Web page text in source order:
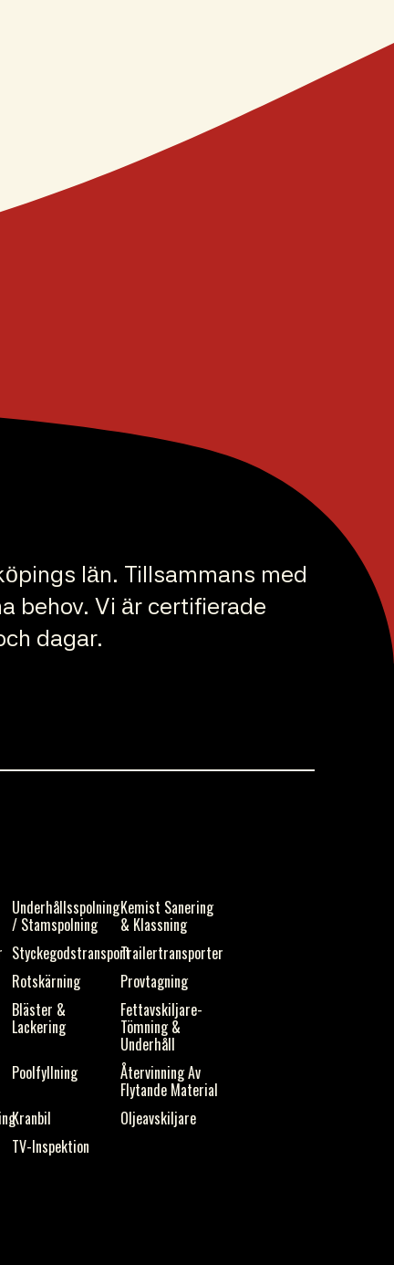
län. Tillsammans med
behov. Vi är certifierade
dagar.
Underhållsspolning
/ Stamspolning
Kemist Sanering
& Klassning
StyckegodstransportTrailertransporter
Rotskärning
Provtagning
Bläster &
Lackering
Fettavskiljare-
Tömning &
Underhåll
Poolfyllning Återvinning Av
Flytande Material
Kranbil
Oljeavskiljare
TV-Inspektion